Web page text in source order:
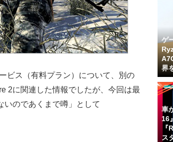
ビス（有料プラン）について、別の
2に関連した情報でしたが、今回は最
いのであくまで噂」として
ゲ
界
車
16
ス